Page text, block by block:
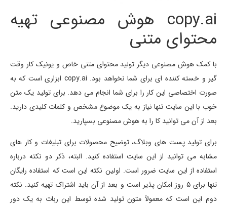
copy.ai هوش مصنوعی تهیه
محتوای متنی
با کمک هوش مصنوعی دیگر تولید محتوای متنی خاص و یونیک کار وقت
گیر و خسته کننده ای برای شما نخواهد بود. copy.ai ابزاری است که به
صورت اختصاصی این کار را برای شما انجام می دهد. برای تولید یک متن
خوب با این سایت تنها نیاز به یک موضوع مشخص و کلمات کلیدی دارید.
بعد از آن می توانید کا را به هوش مصنوعی بسپارید.
برای تولید پست های وبلاگ، توضیح محصولات برای تبلیغات و کار های
مشابه می توانید از این سایت استفاده کنید. البته، ذکر دو نکته درباره
استفاده از این سایت ضرور است. اولین نکته این است که استفاده رایگان
تنها برای 5 روز امکان پذیر است و بعد از آن باید اشتراک تهیه کنید. نکته
دوم این است که معمولاً متون تولید شده توسط این ربات به یک دور